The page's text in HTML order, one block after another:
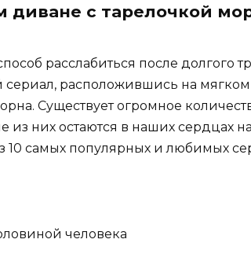
диване с тарелочкой
расслабиться после долгого
расположившись на
Существует огромное
из них остаются в наших сердцах
10 самых популярных и любимых
человека